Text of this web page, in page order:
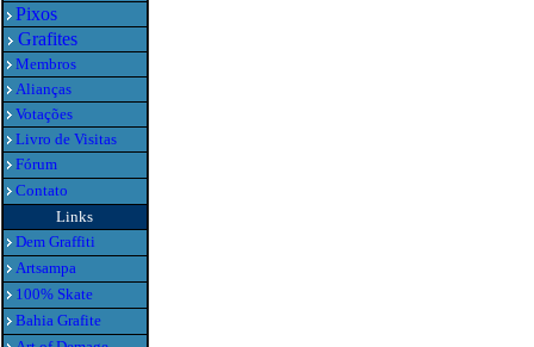
Pixos
Grafites
Membros
Alianças
Votações
Livro de Visitas
Fórum
Contato
Links
Dem Graffiti
Artsampa
100% Skate
Bahia Grafite